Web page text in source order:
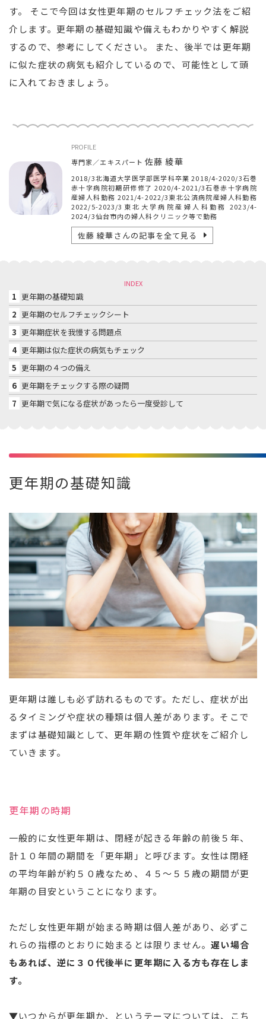
す。 そこで今回は女性更年期のセルフチェック法をご紹
介します。更年期の基礎知識や備えもわかりやすく解説
するので、参考にしてください。 また、後半では更年期
に似た症状の病気も紹介しているので、可能性として頭
に入れておきましょう。
PROFILE
専門家／エキスパート 佐藤 綾華
2018/3北海道大学医学部医学科卒業 2018/4-2020/3石巻
赤十字病院初期研修修了 2020/4-2021/3石巻赤十字病院
産婦人科勤務 2021/4-2022/3東北公済病院産婦人科勤務
2022/5-2023/3東北大学病院産婦人科勤務 2023/4-
2024/3仙台市内の婦人科クリニック等で勤務
佐藤 綾華さんの記事を全て見る
INDEX
1 更年期の基礎知識
2 更年期のセルフチェックシート
3 更年期症状を我慢する問題点
4 更年期は似た症状の病気もチェック
5 更年期の４つの備え
6 更年期をチェックする際の疑問
7 更年期で気になる症状があったら一度受診して
更年期の基礎知識
更年期は誰しも必ず訪れるものです。ただし、症状が出
るタイミングや症状の種類は個人差があります。そこで
まずは基礎知識として、更年期の性質や症状をご紹介し
ていきます。
更年期の時期
一般的に女性更年期は、閉経が起きる年齢の前後５年、
計１０年間の期間を「更年期」と呼びます。女性は閉経
の平均年齢が約５０歳なため、４５～５５歳の期間が更
年期の目安ということになります。
ただし女性更年期が始まる時期は個人差があり、必ずこ
れらの指標のとおりに始まるとは限りません。遅い場合
もあれば、逆に３０代後半に更年期に入る方も存在しま
す。
▼いつからが更年期か、というテーマについては、こち